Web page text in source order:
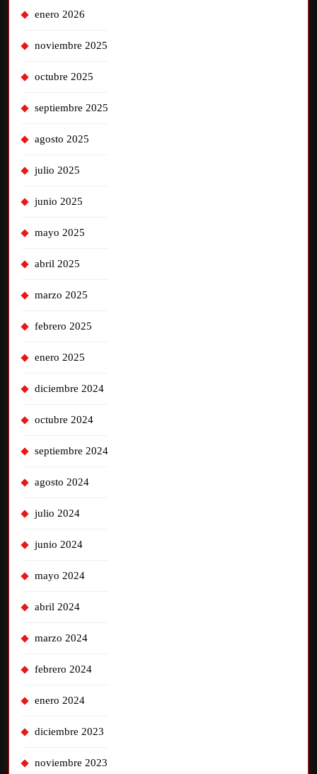
enero 2026
noviembre 2025
octubre 2025
septiembre 2025
agosto 2025
julio 2025
junio 2025
mayo 2025
abril 2025
marzo 2025
febrero 2025
enero 2025
diciembre 2024
octubre 2024
septiembre 2024
agosto 2024
julio 2024
junio 2024
mayo 2024
abril 2024
marzo 2024
febrero 2024
enero 2024
diciembre 2023
noviembre 2023